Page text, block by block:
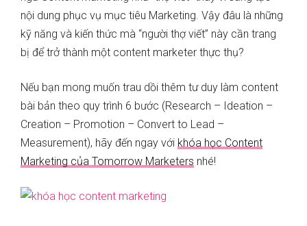
nội dung phục vụ mục tiêu Marketing. Vậy đâu là những
kỹ năng và kiến thức mà “người thợ viết” này cần trang
bị để trở thành một content marketer thực thụ?
Nếu bạn mong muốn trau dồi thêm tư duy làm content
bài bản theo quy trình 6 bước (Research – Ideation –
Creation – Promotion – Convert to Lead –
Measurement), hãy đến ngay với khóa học Content
Marketing của Tomorrow Marketers nhé!